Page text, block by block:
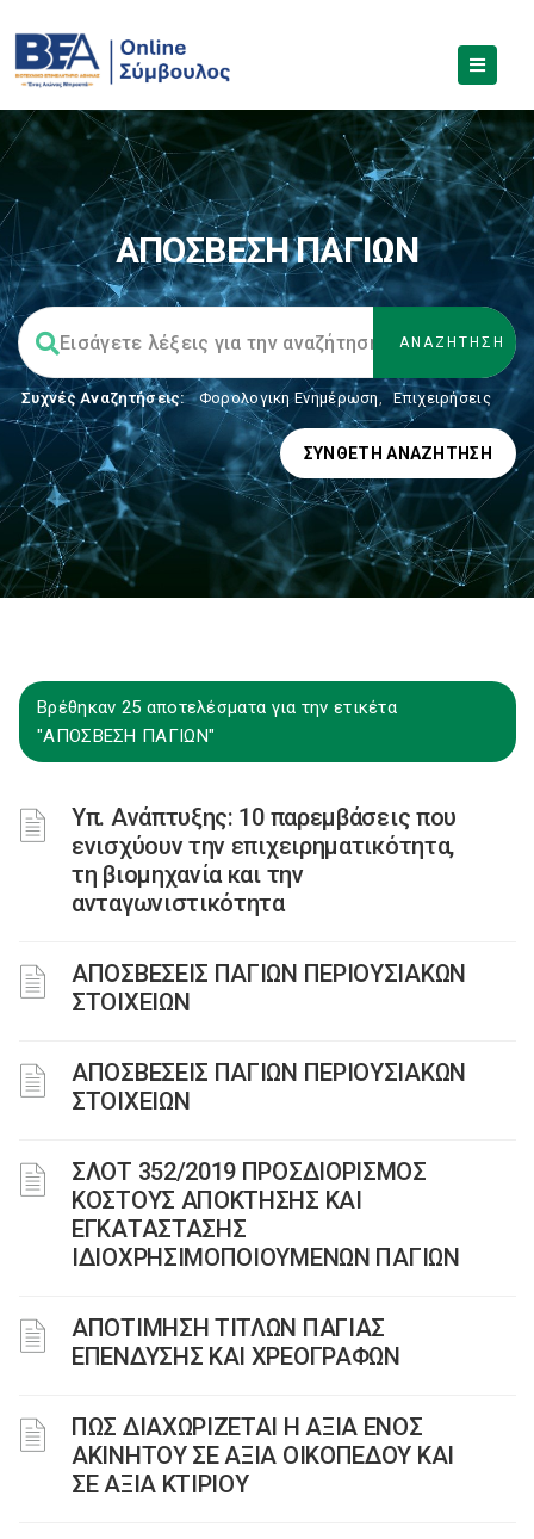
ΑΠΟΣΒΕΣΗ ΠΑΓΙΩΝ
Συχνές Αναζητήσεις: Φορολογικη Ενημέρωση, Επιχειρήσεις
ΣΎΝΘΕΤΗ ΑΝΑΖΉΤΗΣΗ
Βρέθηκαν 25 αποτελέσματα για την ετικέτα
"ΑΠΟΣΒΕΣΗ ΠΑΓΙΩΝ"
Υπ. Ανάπτυξης: 10 παρεμβάσεις που
ενισχύουν την επιχειρηματικότητα,
τη βιομηχανία και την
ανταγωνιστικότητα
ΑΠΟΣΒΕΣΕΙΣ ΠΑΓΙΩΝ ΠΕΡΙΟΥΣΙΑΚΩΝ
ΣΤΟΙΧΕΙΩΝ
ΑΠΟΣΒΕΣΕΙΣ ΠΑΓΙΩΝ ΠΕΡΙΟΥΣΙΑΚΩΝ
ΣΤΟΙΧΕΙΩΝ
ΣΛΟΤ 352/2019 ΠΡΟΣΔΙΟΡΙΣΜΟΣ
ΚΟΣΤΟΥΣ ΑΠΟΚΤΗΣΗΣ ΚΑΙ
ΕΓΚΑΤΑΣΤΑΣΗΣ
ΙΔΙΟΧΡΗΣΙΜΟΠΟΙΟΥΜΕΝΩΝ ΠΑΓΙΩΝ
ΑΠΟΤΙΜΗΣΗ ΤΙΤΛΩΝ ΠΑΓΙΑΣ
ΕΠΕΝΔΥΣΗΣ ΚΑΙ ΧΡΕΟΓΡΑΦΩΝ
ΠΩΣ ΔΙΑΧΩΡΙΖΕΤΑΙ Η ΑΞΙΑ ΕΝΟΣ
ΑΚΙΝΗΤΟΥ ΣΕ ΑΞΙΑ ΟΙΚΟΠΕΔΟΥ ΚΑΙ
ΣΕ ΑΞΙΑ ΚΤΙΡΙΟΥ